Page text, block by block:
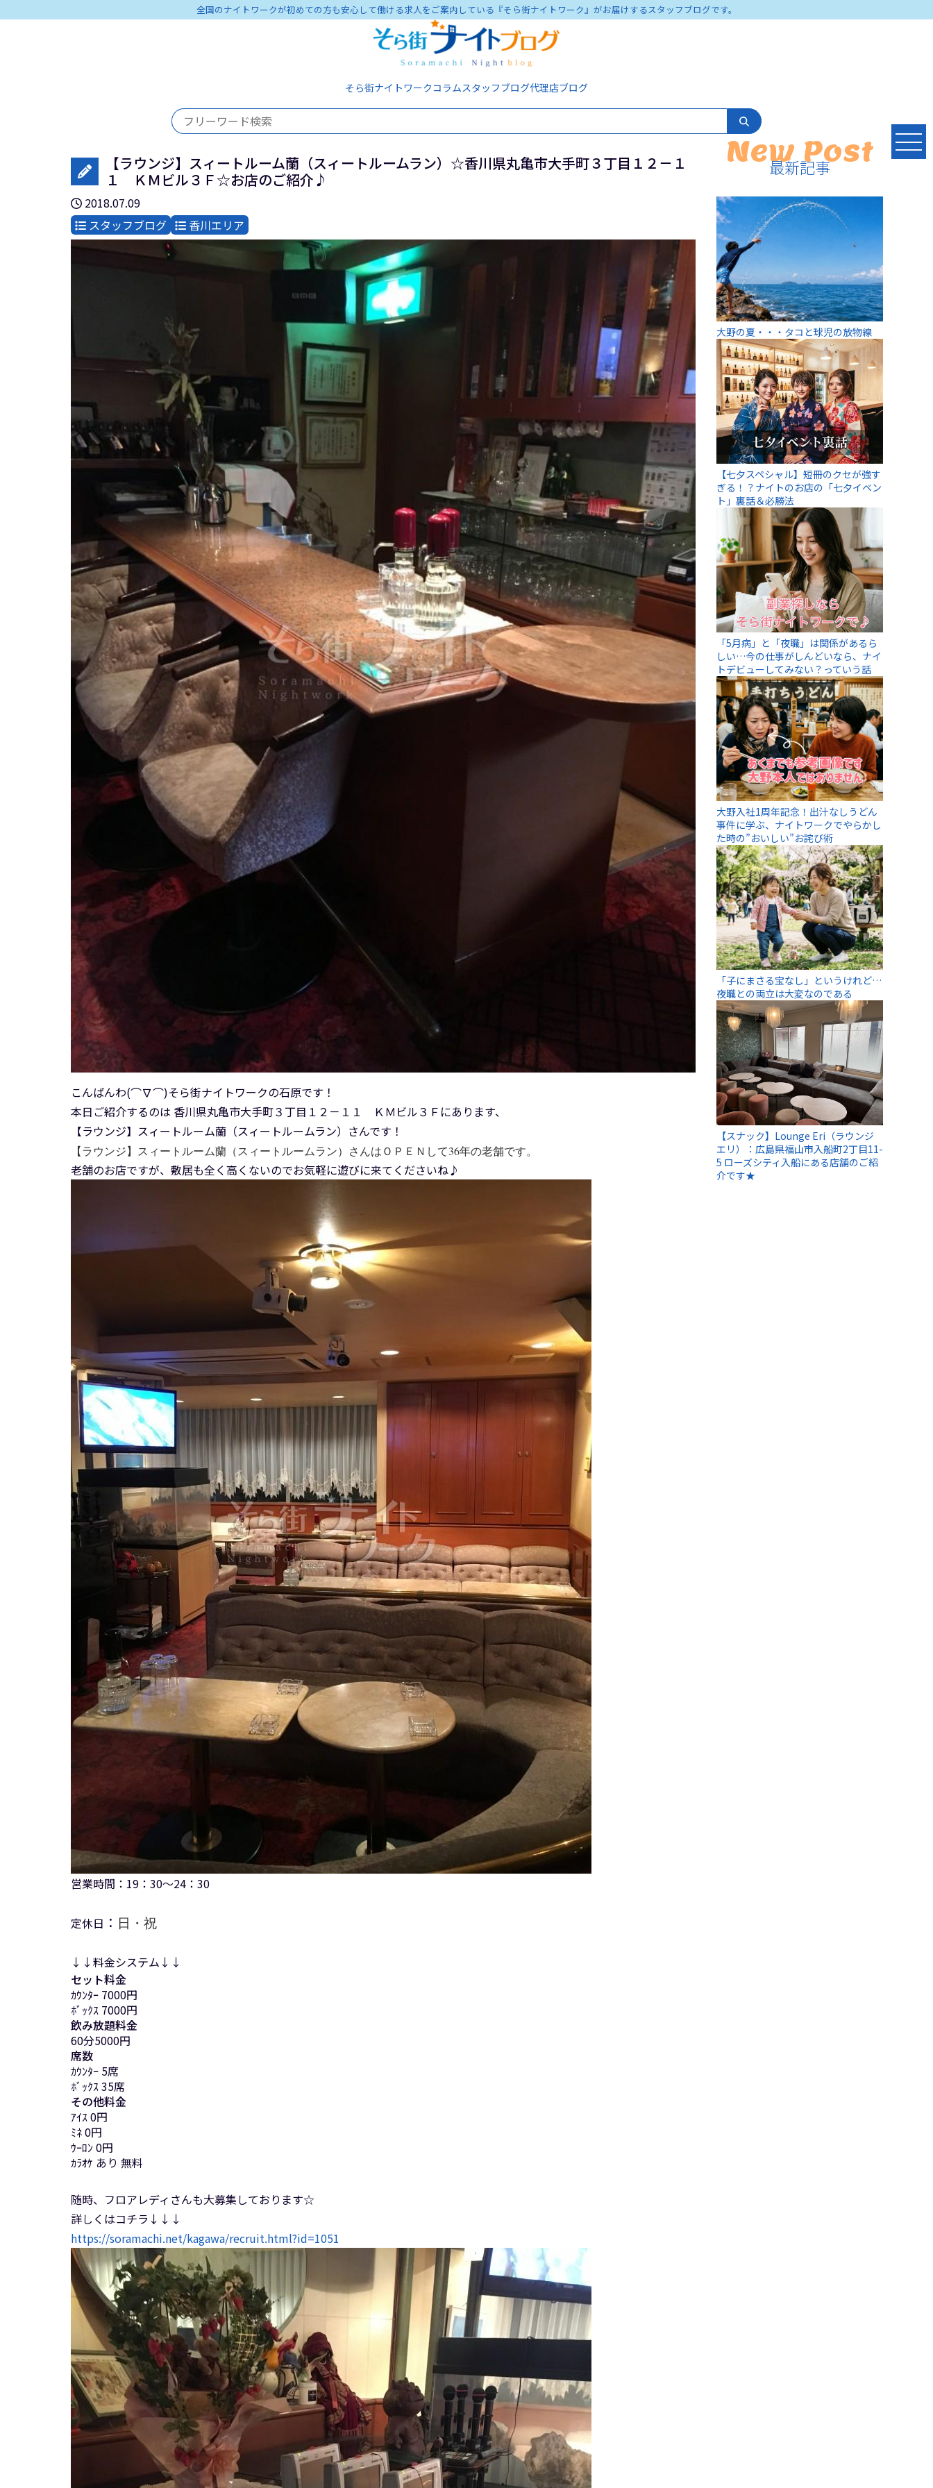
全国のナイトワークが初めての方も安心して働ける求人をご案内している『そら街ナイトワーク』がお届けするスタッフブログです。
そら街ナイトワークコラムスタッフブログ代理店ブログ
【ラウンジ】スィートルーム蘭（スィートルームラン）☆香川県丸亀市大手町３丁目１２－１
１ ＫＭビル３Ｆ☆お店のご紹介♪
2018.07.09
スタッフブログ
香川エリア
こんばんわ(⌒∇⌒)そら街ナイトワークの石原です！
本日ご紹介するのは 香川県丸亀市大手町３丁目１２－１１ ＫＭビル３Ｆにあります、
【ラウンジ】スィートルーム蘭（スィートルームラン）さんです！
【ラウンジ】スィートルーム蘭（スィートルームラン）さんはＯＰＥＮして36年の老舗です。
老舗のお店ですが、敷居も全く高くないのでお気軽に遊びに来てくださいね♪
営業時間：19：30～24：30
定休日 ： 日・祝
↓↓料金システム↓↓
セット料金
ｶｳﾝﾀｰ 7000円
ﾎﾞｯｸｽ 7000円
飲み放題料金
60分5000円
席数
ｶｳﾝﾀｰ 5席
ﾎﾞｯｸｽ 35席
その他料金
ｱｲｽ 0円
ﾐﾈ 0円
ｳｰﾛﾝ 0円
ｶﾗｵｹ あり 無料
随時、フロアレディさんも大募集しております☆
詳しくはコチラ↓↓↓
https://soramachi.net/kagawa/recruit.html?id=1051
New Post
最新記事
大野の夏・・・タコと球児の放物線
【七夕スペシャル】短冊のクセが強す
ぎる！？ナイトのお店の「七夕イベン
ト」裏話＆必勝法
「5月病」と「夜職」は関係があるら
しい…今の仕事がしんどいなら、ナイ
トデビューしてみない？っていう話
大野入社1周年記念！出汁なしうどん
事件に学ぶ、ナイトワークでやらかし
た時の”おいしい”お詫び術
「子にまさる宝なし」というけれど…
夜職との両立は大変なのである
【スナック】Lounge Eri（ラウンジ
エリ）：広島県福山市入船町2丁目11-
5 ローズシティ入船にある店舗のご紹
介です★